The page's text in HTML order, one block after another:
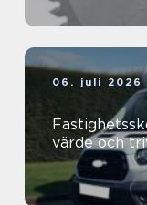
06. juli 2026
värde och